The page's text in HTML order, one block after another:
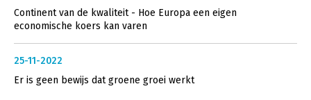
Continent van de kwaliteit - Hoe Europa een eigen
economische koers kan varen
25-11-2022
Er is geen bewijs dat groene groei werkt